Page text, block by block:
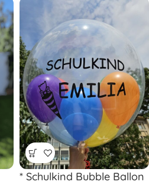
* Schulkind Bubble Ballon